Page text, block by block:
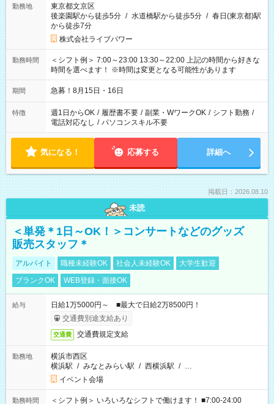
勤務地
東京都文京区
後楽園駅から徒歩5分 / 水道橋駅から徒歩5分 / 春日(東京都)駅
から徒歩7分
株式会社ライブパワー
勤務時間
＜シフト例＞ 7:00～23:00 13:30～22:00 上記の時間から好きな
時間を選べます！ ※時間は変更となる可能性があります
期間 急募！8月15日・16日
特徴 週1日からOK / 履歴書不要 / 副業・WワークOK / シフト勤務 /
電話対応なし / パソコンスキル不要
気になる！ 応募する 詳細へ
掲載日：2026.08.10
未読
＜単発＊1日～OK！＞コンサートなどのグッズ
販売スタッフ＊
アルバイト 職種未経験OK 社会人未経験OK
大学生歓迎
ブランクOK
WEB登録・面接OK
給与
日給1万5000円～ ■最大で日給2万8500円！
交通費別途支給あり
交通費 交通費規定支給
勤務地
横浜市西区
横浜駅 / みなとみらい駅 / 西横浜駅 / …
イベント会場
勤務時間 ＜シフト例＞ いろいろなシフトで働けます！ ■7:00-24:00